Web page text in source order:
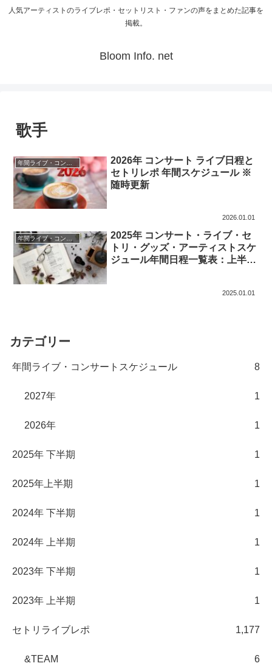
人気アーティストのライブレポ・セットリスト・ファンの声をまとめた記事を
掲載。
Bloom Info. net
歌手
2026年 コンサート ライブ日程と
セトリレポ 年間スケジュール ※
随時更新
2026.01.01
2025年 コンサート・ライブ・セ
トリ・グッズ・アーティストスケ
ジュール年間日程一覧表：上半期
2025.01.01
カテゴリー
年間ライブ・コンサートスケジュール 8
2027年 1
2026年 1
2025年 下半期 1
2025年上半期 1
2024年 下半期 1
2024年 上半期 1
2023年 下半期 1
2023年 上半期 1
セトリライブレポ 1,177
&TEAM 6